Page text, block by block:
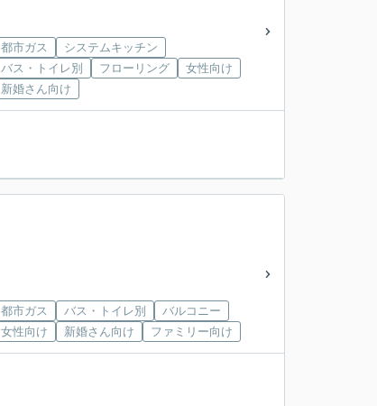
都市ガス
システムキッチン
バス・トイレ別
フローリング
女性向け
新婚さん向け
都市ガス バス・トイレ別
バルコニー
女性向け
新婚さん向け ファミリー向け